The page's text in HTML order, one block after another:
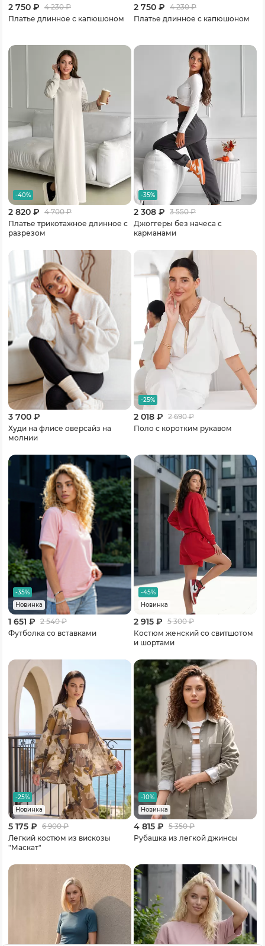
2 750 ₽ 4 230₽
Платье длинное с капюшоном
2 750 ₽ 4 230₽
Платье длинное с капюшоном
-40%
2 820 ₽ 4 700₽
Платье трикотажное длинное с
разрезом
-35%
2 308 ₽ 3 550₽
Джоггеры без начеса с
карманами
3 700 ₽
Худи на флисе оверсайз на
молнии
-25%
2 018 ₽ 2 690₽
Поло с коротким рукавом
-35%
Новинка
1 651 ₽ 2 540₽
Футболка со вставками
-45%
Новинка
2 915 ₽ 5 300₽
Костюм женский со свитшотом
и шортами
-25%
Новинка
5 175 ₽ 6 900₽
Легкий костюм из вискозы
"Маскат"
-10%
Новинка
4 815 ₽ 5 350₽
Рубашка из легкой джинсы